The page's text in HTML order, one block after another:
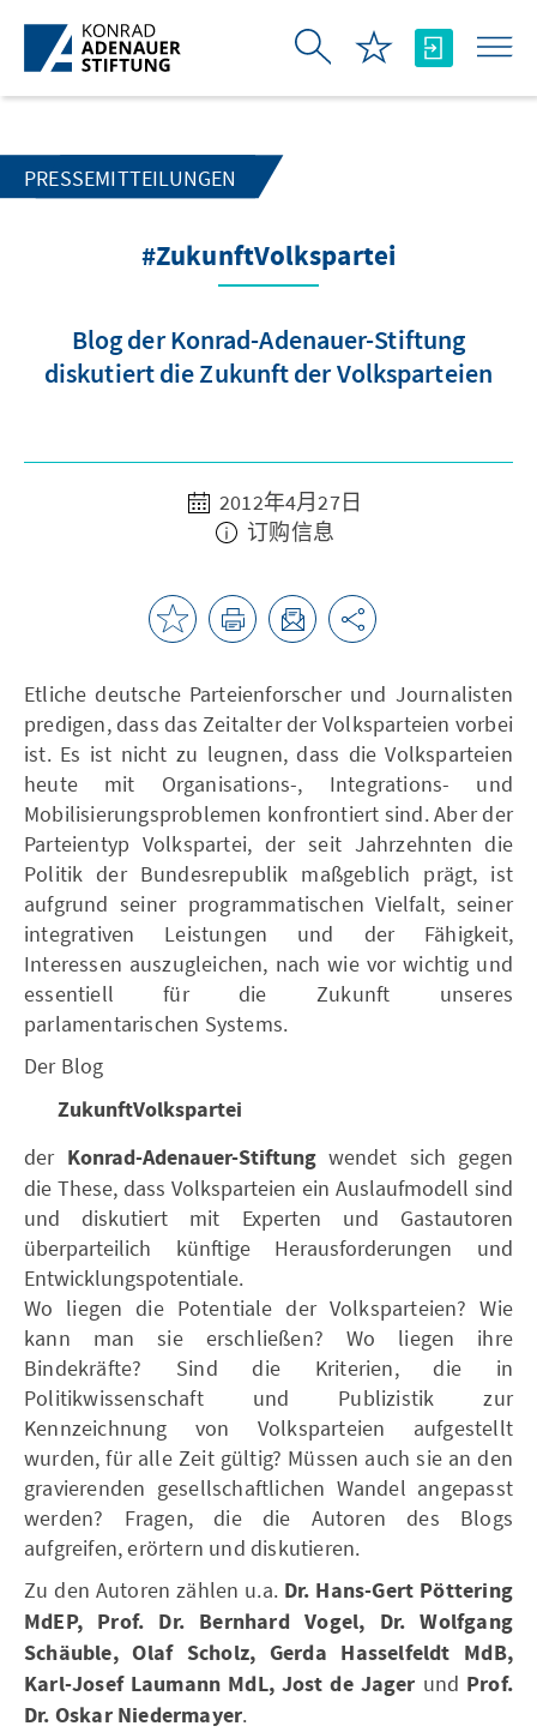
跳转到主内容
PRESSEMITTEILUNGEN
#ZukunftVolkspartei
Blog der Konrad-Adenauer-Stiftung
diskutiert die Zukunft der Volksparteien
2012年4月27日
订购信息
Etliche deutsche Parteienforscher und Journalisten
predigen, dass das Zeitalter der Volksparteien vorbei
ist. Es ist nicht zu leugnen, dass die Volksparteien
heute mit Organisations-, Integrations- und
Mobilisierungsproblemen konfrontiert sind. Aber der
Parteientyp Volkspartei, der seit Jahrzehnten die
Politik der Bundesrepublik maßgeblich prägt, ist
aufgrund seiner programmatischen Vielfalt, seiner
integrativen Leistungen und der Fähigkeit,
Interessen auszugleichen, nach wie vor wichtig und
essentiell für die Zukunft unseres
parlamentarischen Systems.
Der Blog
ZukunftVolkspartei
der Konrad-Adenauer-Stiftungwendet sich gegen
die These, dass Volksparteien ein Auslaufmodell sind
und diskutiert mit Experten und Gastautoren
überparteilich künftige Herausforderungen und
Entwicklungspotentiale.
Wo liegen die Potentiale der Volksparteien? Wie
kann man sie erschließen? Wo liegen ihre
Bindekräfte? Sind die Kriterien, die in
Politikwissenschaft und Publizistik zur
Kennzeichnung von Volksparteien aufgestellt
wurden, für alle Zeit gültig? Müssen auch sie an den
gravierenden gesellschaftlichen Wandel angepasst
werden? Fragen, die die Autoren des Blogs
aufgreifen, erörtern und diskutieren.
Zu den Autoren zählen u.a. Dr. Hans-Gert Pöttering
MdEP, Prof. Dr. Bernhard Vogel, Dr. Wolfgang
Schäuble, Olaf Scholz, Gerda Hasselfeldt MdB,
Karl-Josef Laumann MdL, Jost de Jager und Prof.
Dr. Oskar Niedermayer.